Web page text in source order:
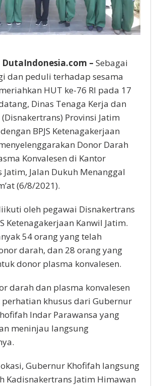
DutaIndonesia.com – Sebagai
dan peduli terhadap sesama
HUT ke-76 RI pada 17
Dinas Tenaga Kerja dan
Provinsi Jatim
BPJS Ketenagakerjaan
Donor Darah
Konvalesen di Kantor
Jatim, Jalan Dukuh Menanggal
(6/8/2021).
oleh pegawai Disnakertrans
Ketenagakerjaan Kanwil Jatim.
54 orang yang telah
darah, dan 28 orang yang
donor plasma konvalesen.
darah dan plasma konvalesen
khusus dari Gubernur
Indar Parawansa yang
meninjau langsung
Gubernur Khofifah langsung
Kadisnakertrans Jatim Himawan